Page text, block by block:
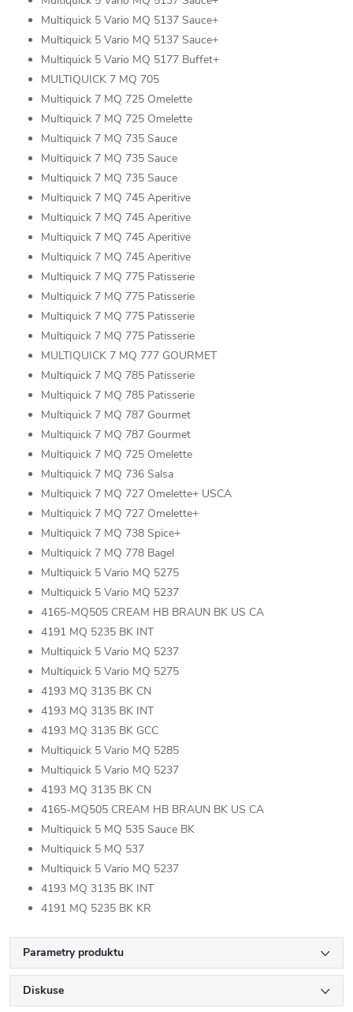
Multiquick 5 Vario MQ 5137 Sauce+
Multiquick 5 Vario MQ 5137 Sauce+
Multiquick 5 Vario MQ 5177 Buffet+
MULTIQUICK 7 MQ 705
Multiquick 7 MQ 725 Omelette
Multiquick 7 MQ 725 Omelette
Multiquick 7 MQ 735 Sauce
Multiquick 7 MQ 735 Sauce
Multiquick 7 MQ 735 Sauce
Multiquick 7 MQ 745 Aperitive
Multiquick 7 MQ 745 Aperitive
Multiquick 7 MQ 745 Aperitive
Multiquick 7 MQ 745 Aperitive
Multiquick 7 MQ 775 Patisserie
Multiquick 7 MQ 775 Patisserie
Multiquick 7 MQ 775 Patisserie
Multiquick 7 MQ 775 Patisserie
MULTIQUICK 7 MQ 777 GOURMET
Multiquick 7 MQ 785 Patisserie
Multiquick 7 MQ 785 Patisserie
Multiquick 7 MQ 787 Gourmet
Multiquick 7 MQ 787 Gourmet
Multiquick 7 MQ 725 Omelette
Multiquick 7 MQ 736 Salsa
Multiquick 7 MQ 727 Omelette+ USCA
Multiquick 7 MQ 727 Omelette+
Multiquick 7 MQ 738 Spice+
Multiquick 7 MQ 778 Bagel
Multiquick 5 Vario MQ 5275
Multiquick 5 Vario MQ 5237
4165-MQ505 CREAM HB BRAUN BK US CA
4191 MQ 5235 BK INT
Multiquick 5 Vario MQ 5237
Multiquick 5 Vario MQ 5275
4193 MQ 3135 BK CN
4193 MQ 3135 BK INT
4193 MQ 3135 BK GCC
Multiquick 5 Vario MQ 5285
Multiquick 5 Vario MQ 5237
4193 MQ 3135 BK CN
4165-MQ505 CREAM HB BRAUN BK US CA
Multiquick 5 MQ 535 Sauce BK
Multiquick 5 MQ 537
Multiquick 5 Vario MQ 5237
4193 MQ 3135 BK INT
4191 MQ 5235 BK KR
Parametry produktu
Diskuse